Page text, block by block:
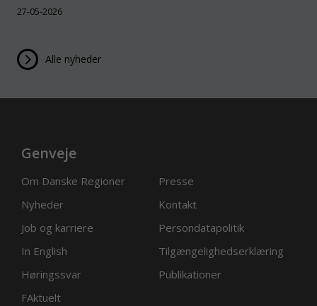
27-05-2026
Alle nyheder
Genveje
Om Danske Regioner
Presse
Nyheder
Kontakt
Job og karriere
Persondatapolitik
In English
Tilgængelighedserklæring
Høringssvar
Publikationer
FAktuelt